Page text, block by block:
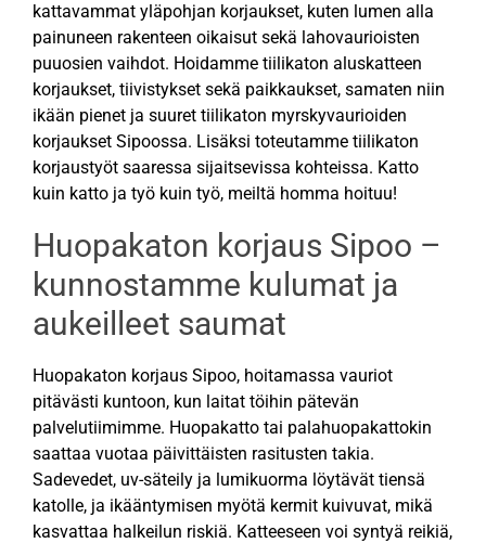
kattavammat yläpohjan korjaukset, kuten lumen alla
painuneen rakenteen oikaisut sekä lahovaurioisten
puuosien vaihdot. Hoidamme tiilikaton aluskatteen
korjaukset, tiivistykset sekä paikkaukset, samaten niin
ikään pienet ja suuret tiilikaton myrskyvaurioiden
korjaukset Sipoossa. Lisäksi toteutamme tiilikaton
korjaustyöt saaressa sijaitsevissa kohteissa. Katto
kuin katto ja työ kuin työ, meiltä homma hoituu!
Huopakaton korjaus Sipoo –
kunnostamme kulumat ja
aukeilleet saumat
Huopakaton korjaus Sipoo, hoitamassa vauriot
pitävästi kuntoon, kun laitat töihin pätevän
palvelutiimimme. Huopakatto tai palahuopakattokin
saattaa vuotaa päivittäisten rasitusten takia.
Sadevedet, uv-säteily ja lumikuorma löytävät tiensä
katolle, ja ikääntymisen myötä kermit kuivuvat, mikä
kasvattaa halkeilun riskiä. Katteeseen voi syntyä reikiä,